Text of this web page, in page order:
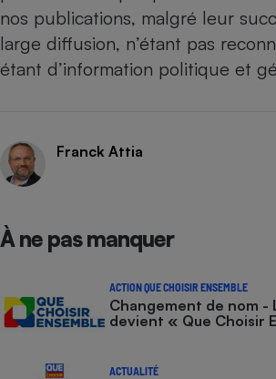
nos publications, malgré leur
large diffusion, n’étant pas
étant d’information politique et
Franck Attia
À ne pas manquer
ACTION QUE CHOISIR ENSEMBLE
Changement de nom -
devient « Que Choisir
ACTUALITÉ